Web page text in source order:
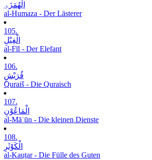
الْھُمَزَۃِ
al-Humaza - Der Lästerer
105.
الْفِیْلِ
al-Fīl - Der Elefant
106.
قُرَیْشٍ
Quraiš - Die Quraisch
107.
الْمَاعُوْنِ
al-Māʿūn - Die kleinen Dienste
108.
الْکَوْثَرِ
al-Kauṯar - Die Fülle des Guten